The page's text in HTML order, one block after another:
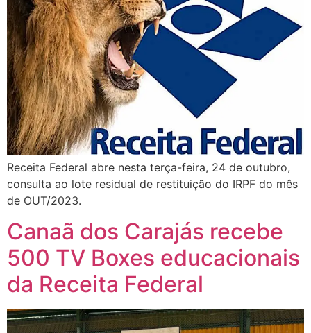
Receita Federal abre nesta terça-feira, 24 de outubro,
consulta ao lote residual de restituição do IRPF do mês
de OUT/2023.
Canaã dos Carajás recebe
500 TV Boxes educacionais
da Receita Federal